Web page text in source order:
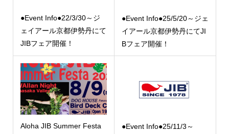
●Event Info●22/3/30～ジ
ェイアール京都伊勢丹にて
JIBフェア開催！
●Event Info●25/5/20～ジェ
イアール京都伊勢丹にてJI
Bフェア開催！
Aloha JIB Summer Festa
●Event Info●25/11/3～